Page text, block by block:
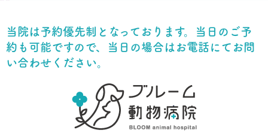
当院は予約優先制となっております。当日のご予
約も可能ですので、
当日の場合はお電話にてお問
い合わせください。